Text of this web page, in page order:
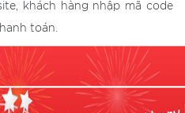
khách hàng nhập mã code
toán.